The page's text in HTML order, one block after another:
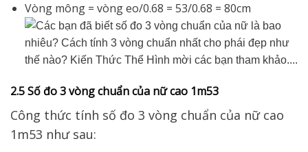
Vòng mông = vòng eo/0.68 = 53/0.68 = 80cm
2.5 Số đo 3 vòng chuẩn của nữ cao 1m53
Công thức tính số đo 3 vòng chuẩn của nữ cao
1m53 như sau: